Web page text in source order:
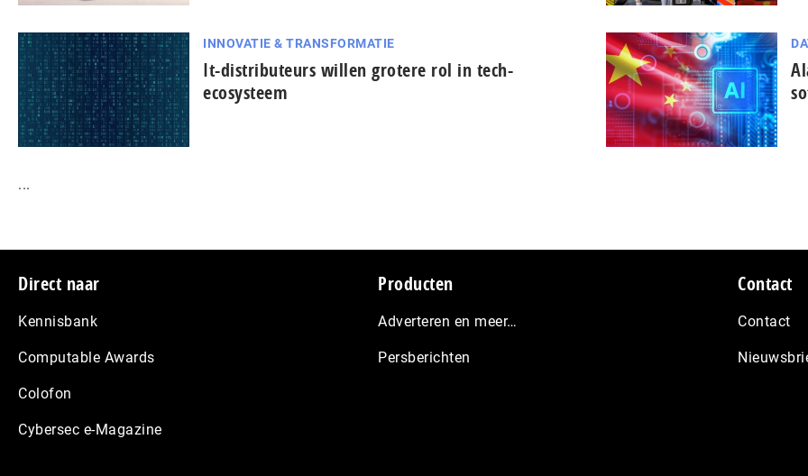
INNOVATIE & TRANSFORMATIE
It-dis­tri­bu­teurs willen grotere rol in tech-
ecosysteem
...
Footer
Direct naar
Kennisbank
Computable Awards
Colofon
Cybersec e-Magazine
Producten
Adverteren en meer…
Persberichten
Contact
Contact